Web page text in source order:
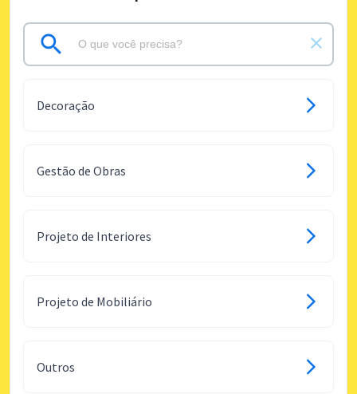
Decoração
Gestão de Obras
Projeto de Interiores
Projeto de Mobiliário
Outros